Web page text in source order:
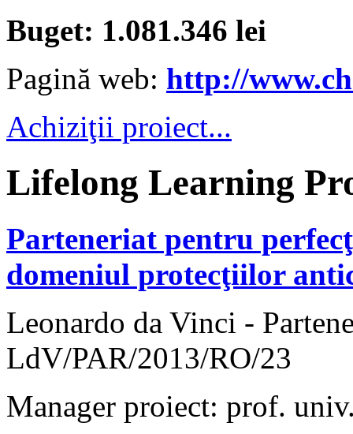
Buget: 1.081.346 lei
Pagină web: http://
Achiziţii proiect...
Lifelong Learning
Parteneriat pentru
domeniul protecţiilor
Leonardo da Vinci -
LdV/PAR/2013/RO/23
Manager proiect: prof.